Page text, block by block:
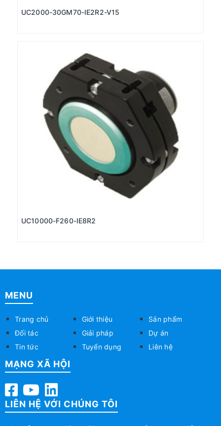
UC2000-30GM70-IE2R2-V15
UC10000-F260-IE8R2
MENU
Trang chủ Giới thiệu
Sản phẩm
Đối tác
Giải pháp
Dự án
Tin tức
Tuyển dụng Liên hệ
MẠNG XÃ HỘI
LIÊN HỆ VỚI CHÚNG TÔI